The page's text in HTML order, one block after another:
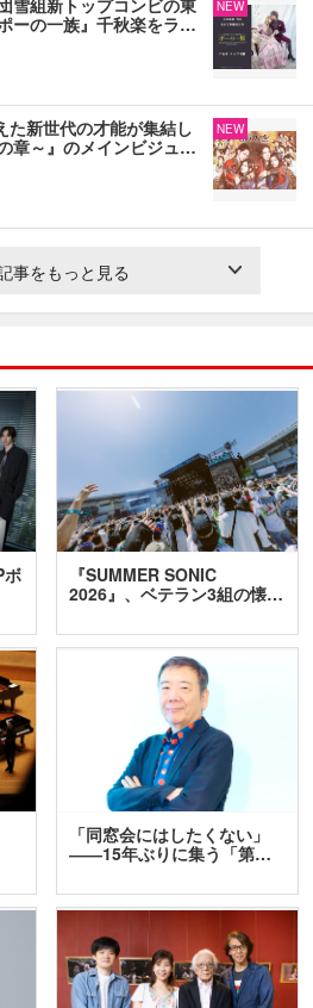
ーの一族』千秋楽をラ…
NEW
た新世代の才能が集結し
章～』のメインビジュ…
NEW
事をもっと見る
『SUMMER SONIC
2026』、ベテラン3組の懐…
「同窓会にはしたくない」
――15年ぶりに集う「第…